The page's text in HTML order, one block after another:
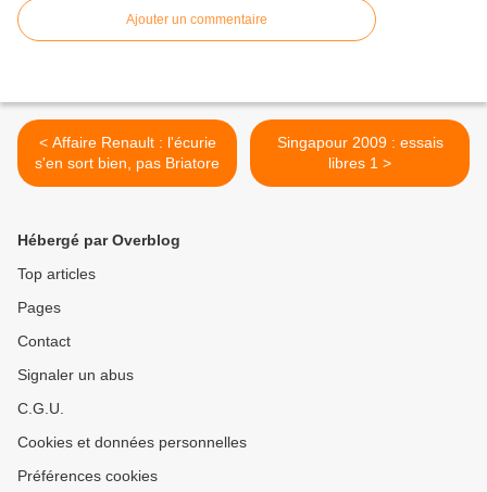
Ajouter un commentaire
< Affaire Renault : l'écurie
s'en sort bien, pas Briatore
Singapour 2009 : essais
libres 1 >
Hébergé par Overblog
Top articles
Pages
Contact
Signaler un abus
C.G.U.
Cookies et données personnelles
Préférences cookies